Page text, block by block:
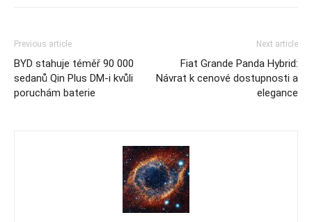
Previous article
BYD stahuje téměř 90 000
sedanů Qin Plus DM-i kvůli
poruchám baterie
Next article
Fiat Grande Panda Hybrid:
Návrat k cenové dostupnosti a
elegance